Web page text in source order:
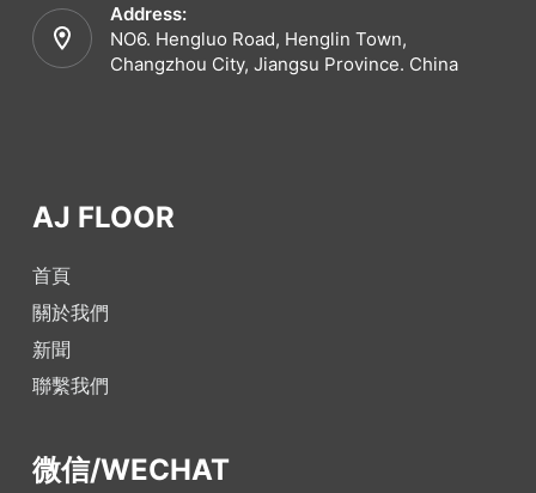
Address:
NO6. Hengluo Road, Henglin Town,
Changzhou City, Jiangsu Province. China
AJ FLOOR
首頁
關於我們
新聞
聯繫我們
微信/WECHAT